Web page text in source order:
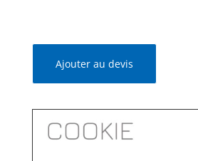
Ajouter au devis